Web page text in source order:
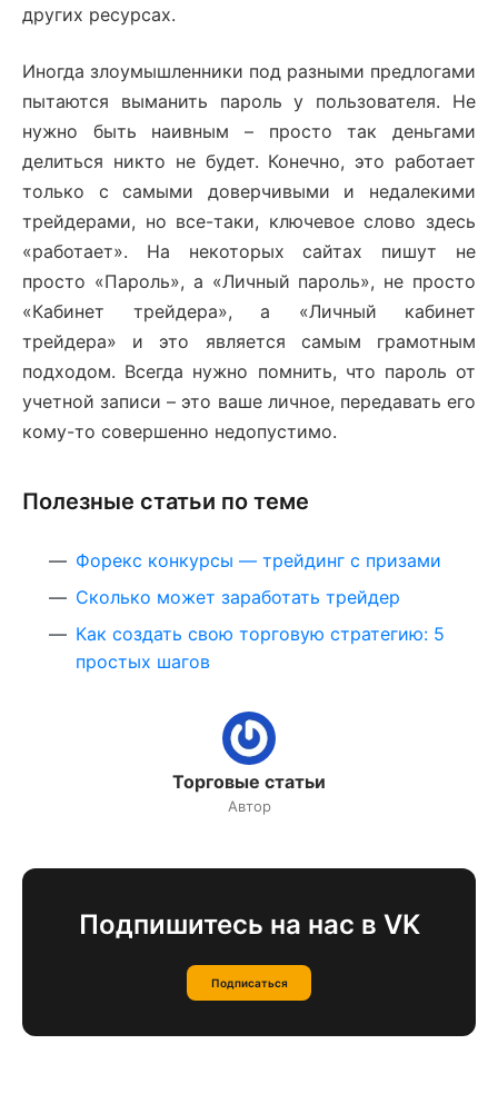
других ресурсах.
Иногда злоумышленники под разными предлогами
пытаются выманить пароль у пользователя. Не
нужно быть наивным – просто так деньгами
делиться никто не будет. Конечно, это работает
только с самыми доверчивыми и недалекими
трейдерами, но все-таки, ключевое слово здесь
«работает». На некоторых сайтах пишут не
просто «Пароль», а «Личный пароль», не просто
«Кабинет трейдера», а «Личный кабинет
трейдера» и это является самым грамотным
подходом. Всегда нужно помнить, что пароль от
учетной записи – это ваше личное, передавать его
кому-то совершенно недопустимо.
Полезные статьи по теме
Форекс конкурсы — трейдинг с призами
Сколько может заработать трейдер
Как создать свою торговую стратегию: 5
простых шагов
Торговые статьи
Автор
Подпишитесь на нас в VK
Подписаться